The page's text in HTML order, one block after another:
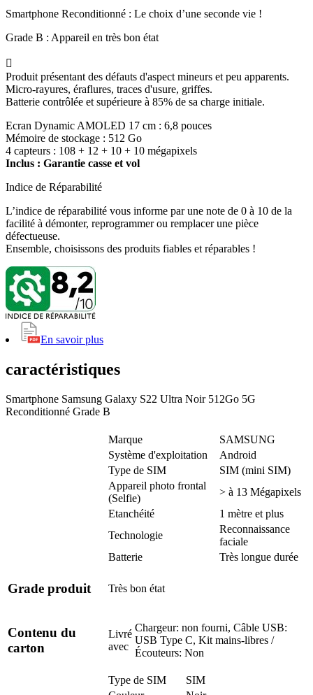
Smartphone Reconditionné : Le choix d’une seconde vie !
Grade B : Appareil en très bon état

Produit présentant des défauts d'aspect mineurs et peu apparents.
Micro-rayures, éraflures, traces d'usure, griffes.
Batterie contrôlée et supérieure à 85% de sa charge initiale.
Ecran Dynamic AMOLED 17 cm : 6,8 pouces
Mémoire de stockage : 512 Go
4 capteurs : 108 + 12 + 10 + 10 mégapixels
Inclus : Garantie casse et vol
Indice de Réparabilité
L’indice de réparabilité vous informe par une note de 0 à 10 de la
facilité à démonter, reprogrammer ou remplacer une pièce
défectueuse.
Ensemble, choisissons des produits fiables et réparables !
En savoir plus
caractéristiques
Smartphone Samsung Galaxy S22 Ultra Noir 512Go 5G
Reconditionné Grade B
Marque
SAMSUNG
Système d'exploitation
Android
Type de SIM
SIM (mini SIM)
Appareil photo frontal
(Selfie)
> à 13 Mégapixels
Etanchéité
1 mètre et plus
Technologie
Reconnaissance
faciale
Batterie
Très longue durée
Grade produit Très bon état
Contenu du
carton
Livré
avec
Chargeur: non fourni, Câble USB:
USB Type C, Kit mains-libres /
Écouteurs: Non
Type de SIM
SIM